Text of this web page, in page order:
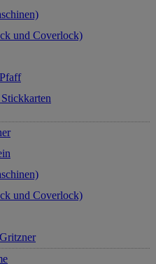
und Coverlock)
und Coverlock)